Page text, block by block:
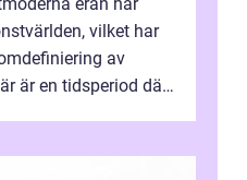
vilket har
av
är en tidsperiod där